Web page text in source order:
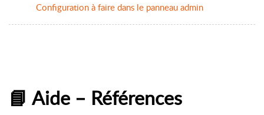
Configuration à faire dans le panneau admin
📘 Aide – Références